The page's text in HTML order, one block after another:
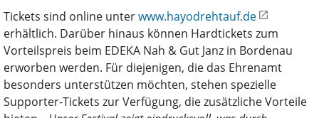
Tickets sind online unterwww.hayodrehtauf.de
erhältlich. Darüber hinaus können Hardtickets zum
Vorteilspreis beim EDEKA Nah & Gut Janz in Bordenau
erworben werden. Für diejenigen, die das Ehrenamt
besonders unterstützen möchten, stehen spezielle
Supporter-Tickets zur Verfügung, die zusätzliche Vorteile